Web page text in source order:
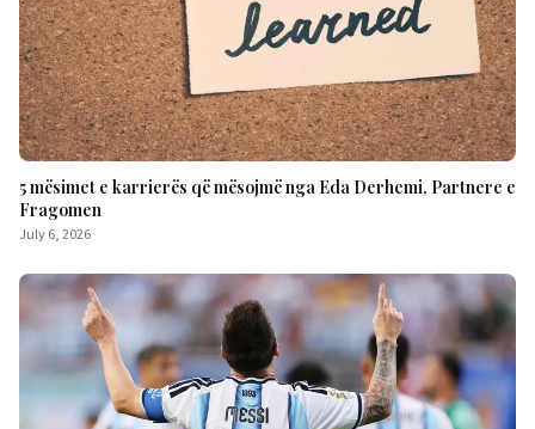
5 mësimet e karrierës që mësojmë nga Eda Derhemi, Partnere e
Fragomen
July 6, 2026